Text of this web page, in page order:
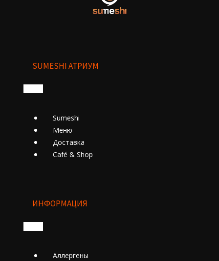
SUMESHI АТРИУМ
Sumeshi
Меню
Доставка
Cafе́ & Shop
ИНФОРМАЦИЯ
Аллергены